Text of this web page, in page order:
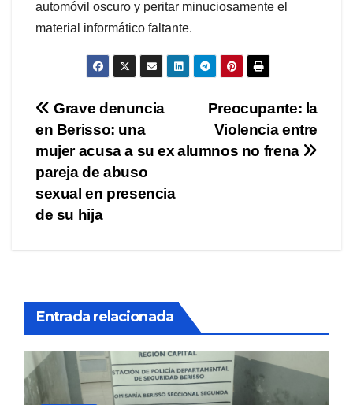
automóvil oscuro y peritar minuciosamente el
material informático faltante.
Navegación
de
entradas
Preocupante: la
Violencia entre
alumnos no frena
Grave denuncia
en Berisso: una
mujer acusa a su ex
pareja de abuso
sexual en presencia
de su hija
Entrada relacionada